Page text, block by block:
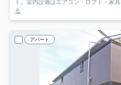
ト。室内設備はエアコン・ロフト・家
る
アパート